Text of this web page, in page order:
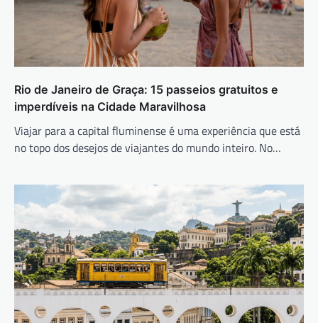
Rio de Janeiro de Graça: 15 passeios gratuitos e
imperdíveis na Cidade Maravilhosa
Viajar para a capital fluminense é uma experiência que está
no topo dos desejos de viajantes do mundo inteiro. No…